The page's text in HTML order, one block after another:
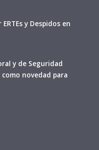
y Despidos en
y de Seguridad
novedad para